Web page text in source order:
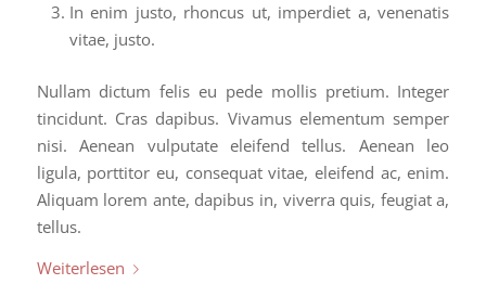
In enim justo, rhoncus ut, imperdiet a, venenatis
vitae, justo.
Nullam dictum felis eu pede mollis pretium. Integer
tincidunt. Cras dapibus. Vivamus elementum semper
nisi. Aenean vulputate eleifend tellus. Aenean leo
ligula, porttitor eu, consequat vitae, eleifend ac, enim.
Aliquam lorem ante, dapibus in, viverra quis, feugiat a,
tellus.
Weiterlesen